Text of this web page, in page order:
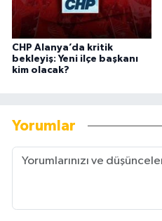
CHP Alanya’da kritik
bekleyiş: Yeni ilçe başkanı
kim olacak?
Yorumlar